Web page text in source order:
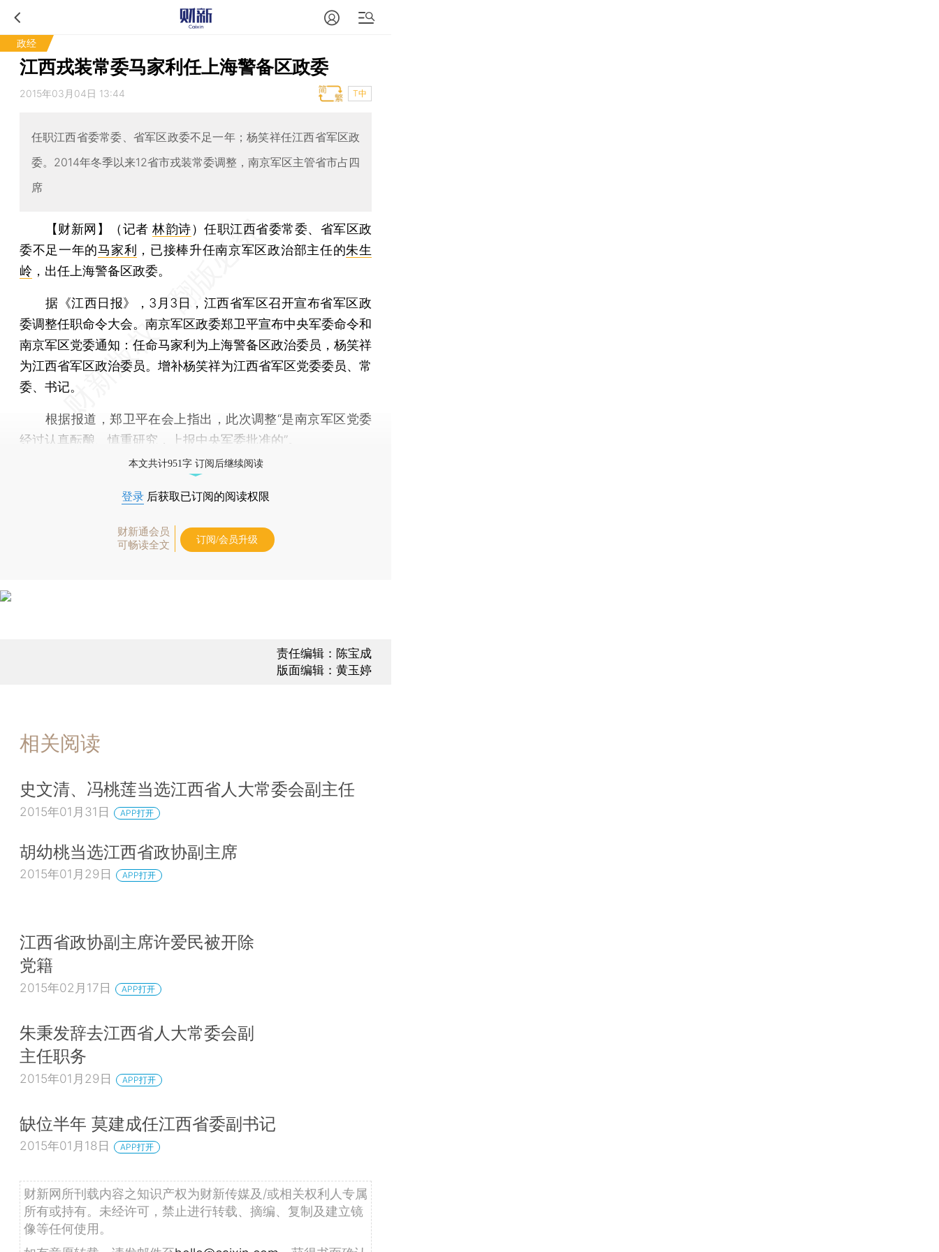
政经
江西戎装常委马家利任上海警备区政委
2015年03月04日 13:44 T中
任职江西省委常委、省军区政委不足一年；杨笑祥任江西省军区政
委。2014年冬季以来12省市戎装常委调整，南京军区主管省市占四
席
【财新网】（记者林韵诗）任职江西省委常委、省军区政
委不足一年的马家利 ，已接棒升任南京军区政治部主任的朱生
岭 ，出任上海警备区政委。
据《江西日报》，3月3日，江西省军区召开宣布省军区政
委调整任职命令大会。南京军区政委郑卫平宣布中央军委命令和
南京军区党委通知：任命马家利为上海警备区政治委员，杨笑祥
为江西省军区政治委员。增补杨笑祥为江西省军区党委委员、常
委、书记。
根据报道，郑卫平在会上指出，此次调整“是南京军区党委
经过认真酝酿、慎重研究，上报中央军委批准的”。
本文共计951字 订阅后继续阅读
登录 后获取已订阅的阅读权限
财新通会员
可畅读全文
订阅/会员升级
责任编辑：陈宝成
版面编辑：黄玉婷
相关阅读
史文清、冯桃莲当选江西省人大常委会副主任
2015年01月31日 APP打开
胡幼桃当选江西省政协副主席
2015年01月29日 APP打开
江西省政协副主席许爱民被开除
党籍
2015年02月17日 APP打开
朱秉发辞去江西省人大常委会副
主任职务
2015年01月29日 APP打开
缺位半年 莫建成任江西省委副书记
2015年01月18日 APP打开
财新网所刊载内容之知识产权为财新传媒及/或相关权利人专属
所有或持有。未经许可，禁止进行转载、摘编、复制及建立镜
像等任何使用。